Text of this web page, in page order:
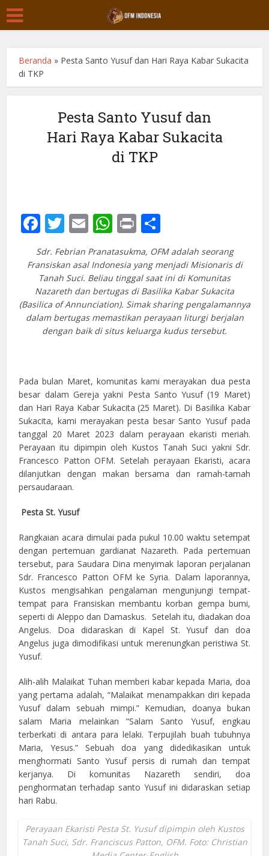
Beranda » Pesta Santo Yusuf dan Hari Raya Kabar Sukacita
di TKP
Pesta Santo Yusuf dan
Hari Raya Kabar Sukacita
di TKP
Facebook
Twitter
EmailWhatsApp
Print
Sdr. Febrian Pranatasukma, OFM adalah seorang
Fransiskan asal Indonesia yang menjadi Misionaris di
Tanah Suci. Beliau tinggal saat ini di Komunitas
Nazareth dan bertugas di Basilika Kabar Sukacita
(Basilica of Annunciation). Simak sharing pengalamannya
dalam bertugas memastikan perayaan liturgi berjalan
dengan baik di situs keluarga kudus tersebut.
Pada bulan Maret, komunitas kami merayakan dua pesta
besar dalam Gereja yakni Pesta Santo Yusuf (19 Maret)
dan Hari Raya Kabar Sukacita (25 Maret). Di Basilika Kabar
Sukacita, kami merayakan pesta besar Santo Yusuf pada
tanggal 20 Maret 2023 dalam perayaan ekaristi meriah.
Perayaan itu dipimpin oleh Kustos Tanah Suci yakni Sdr.
Francesco Patton OFM. Setelah perayaan Ekaristi, acara
dilanjutkan dengan makan bersama dan ramah-tamah
persaudaraan.
Pesta St. Yusuf
Rangkaian acara dimulai pada pukul 10.00 waktu setempat
dengan pertemuan gardianat Nazareth. Pada pertemuan
tersebut, para Saudara Dina menyimak laporan perjalanan
Sdr. Francesco Patton OFM ke Syria. Dalam laporannya,
Kustos mengisahkan pengalaman mengunjungi tempat-
tempat para Fransiskan membantu korban gempa bumi,
seperti di Aleppo dan Damaskus. Setelah itu, diadakan doa
Angelus. Doa didaraskan di Kapel St. Yusuf dan doa
Angelus juga dimodifikasi untuk merenungkan peristiwa St.
Yusuf.
Alih-alih Malaikat Tuhan memberi kabar kepada Maria, doa
yang pertama adalah, “Malaikat menampakkan diri kepada
Yusuf dalam sebuah mimpi.” Kemudian, doanya bukan
salam Maria melainkan “Salam Santo Yusuf, engkau
terberkati di antara para lelaki. Terpujilah buah tubuhnya
Maria, Yesus.” Sebuah doa yang didedikasikan untuk
menghormati Santo Yusuf persis di rumah dan tempat
kerjanya. Di komunitas Nazareth sendiri, doa
penghormatan terhadap santo Yusuf ini didaraskan setiap
hari Rabu.
Perayaan Ekaristi Pesta St. Yusuf dipimpin oleh Kustos
Tanah Suci, Sdr. Franciscus Patton, OFM. Foto: Christian